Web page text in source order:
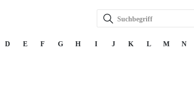
D E F G H I J K L M N